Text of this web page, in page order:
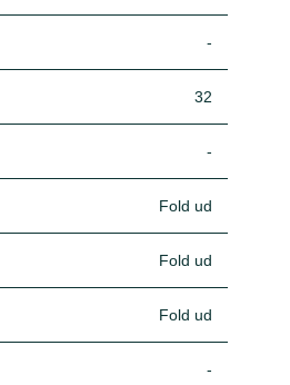
-
32
-
Fold ud
Fold ud
Fold ud
-